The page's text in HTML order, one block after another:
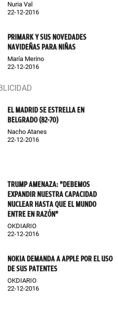
Nuria Val
22-12-2016
PRIMARK Y SUS NOVEDADES
NAVIDEÑAS PARA NIÑAS
María Merino
22-12-2016
EL MADRID SE ESTRELLA EN
BELGRADO (82-70)
Nacho Atanes
22-12-2016
TRUMP AMENAZA: "DEBEMOS
EXPANDIR NUESTRA CAPACIDAD
NUCLEAR HASTA QUE EL MUNDO
ENTRE EN RAZÓN"
OKDIARIO
22-12-2016
NOKIA DEMANDA A APPLE POR EL USO
DE SUS PATENTES
OKDIARIO
22-12-2016